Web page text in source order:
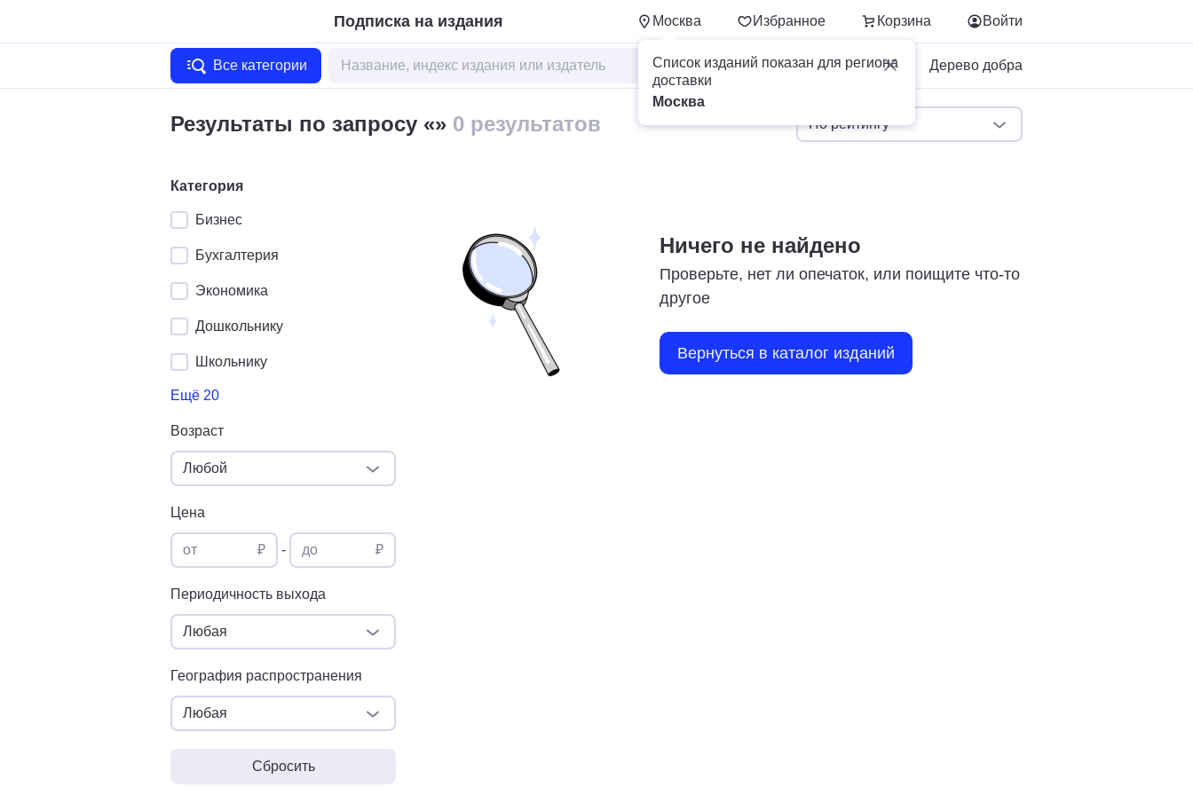
Подписка на издания Москва Избранное Корзина
Список изданий показан для региона
доставки
Москва
Войти
Все категории Для бизнеса Дерево добра
Результаты по запросу «» 0 результатов По рейтингу
Категория
Бизнес
Бухгалтерия
Экономика
Дошкольнику
Школьнику
Ещё 20
Возраст
Любой
Цена
от ₽ - до ₽
Периодичность выхода
Любая
География распространения
Любая
Сбросить
Ничего не найдено
Проверьте, нет ли опечаток, или поищите что-то
другое
Вернуться в каталог изданий